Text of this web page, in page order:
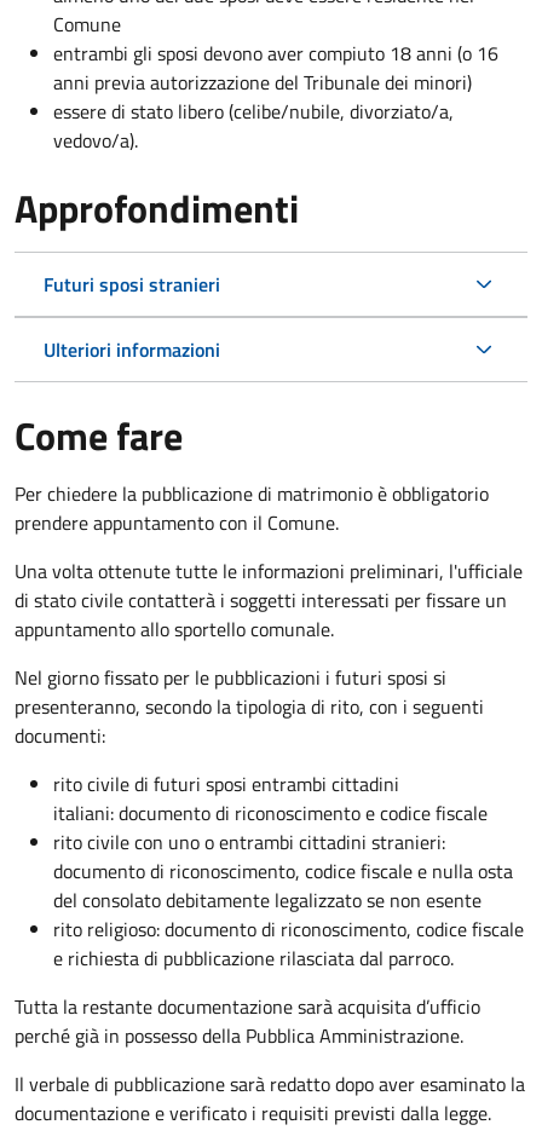
Comune
entrambi gli sposi devono aver compiuto 18 anni (o 16
anni previa autorizzazione del Tribunale dei minori)
essere di stato libero (celibe/nubile, divorziato/a,
vedovo/a).
Approfondimenti
Futuri sposi stranieri
Ulteriori informazioni
Come fare
Per chiedere la pubblicazione di matrimonio è obbligatorio
prendere appuntamento con il Comune.
Una volta ottenute tutte le informazioni preliminari, l'ufficiale
di stato civile contatterà i soggetti interessati per fissare un
appuntamento allo sportello comunale.
Nel giorno fissato per le pubblicazioni i futuri sposi si
presenteranno, secondo la tipologia di rito, con i seguenti
documenti:
rito civile di futuri sposi entrambi cittadini
italiani: documento di riconoscimento e codice fiscale
rito civile con uno o entrambi cittadini stranieri:
documento di riconoscimento, codice fiscale e nulla osta
del consolato debitamente legalizzato se non esente
rito religioso: documento di riconoscimento, codice fiscale
e richiesta di pubblicazione rilasciata dal parroco.
Tutta la restante documentazione sarà acquisita d’ufficio
perché già in possesso della Pubblica Amministrazione.
Il verbale di pubblicazione sarà redatto dopo aver esaminato la
documentazione e verificato i requisiti previsti dalla legge.